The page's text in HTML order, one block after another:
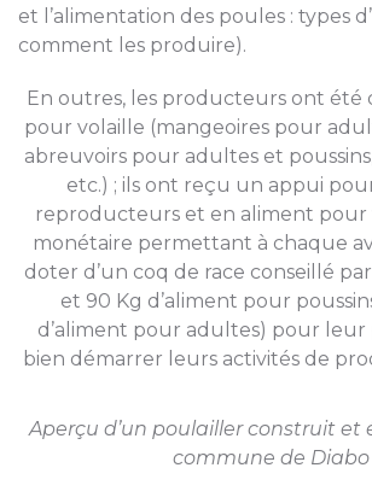
et l’alimentation des poules : types
comment les produire).
En outres, les producteurs ont été
pour volaille (mangeoires pour
abreuvoirs pour adultes et
etc.) ; ils ont reçu un appui
reproducteurs et en aliment pour
monétaire permettant à chaque
doter d’un coq de race conseillé
et 90 Kg d’aliment pour
d’aliment pour adultes) pour
bien démarrer leurs activités de
Aperçu d’un poulailler construit et
commune de Diabo